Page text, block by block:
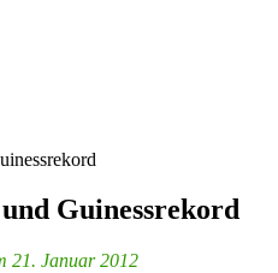
Guinessrekord
21. Januar 2012